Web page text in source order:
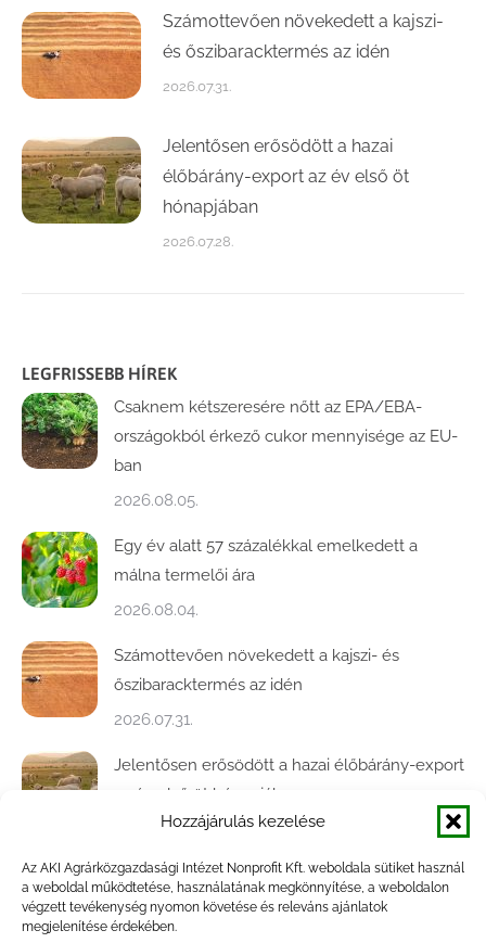
Hozzájárulás kezelése
Az AKI Agrárközgazdasági Intézet Nonprofit Kft. weboldala sütiket használ
a weboldal működtetése, használatának megkönnyítése, a weboldalon
végzett tevékenység nyomon követése és releváns ajánlatok
megjelenítése érdekében.
Számottevően növekedett a kajszi-
és őszibaracktermés az idén
2026.07.31.
Jelentősen erősödött a hazai
élőbárány-export az év első öt
hónapjában
2026.07.28.
LEGFRISSEBB HÍREK
Csaknem kétszeresére nőtt az EPA/EBA-
országokból érkező cukor mennyisége az EU-
ban
2026.08.05.
Egy év alatt 57 százalékkal emelkedett a
málna termelői ára
2026.08.04.
Számottevően növekedett a kajszi- és
őszibaracktermés az idén
2026.07.31.
Jelentősen erősödött a hazai élőbárány-export
az év első öt hónapjában
2026.07.28.
Közel ötödével bővült a baromfivágás
Magyarországon